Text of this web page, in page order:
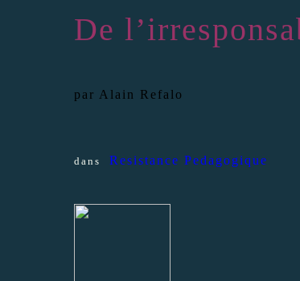
De
par Alain Refalo
dans Resistance Pedagogique